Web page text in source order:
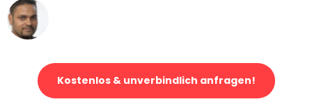
Kostenlos & unverbindlich anfragen!